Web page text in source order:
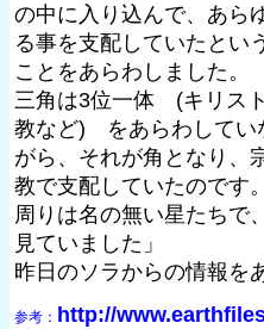
の中に入り込んで、あら
る事を支配していたとい
ことをあらわしました。
三角は3位一体 (キリスト
教など) をあらわしてい
がら、それが角となり、
教で支配していたのです。
周りは名の無い星たちで
見ていました」
昨日のソラからの情報を
参考： http://